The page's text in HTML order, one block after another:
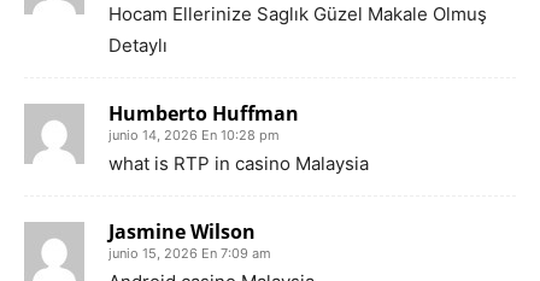
Hocam Ellerinize Saglık Güzel Makale Olmuş
Detaylı
Humberto Huffman
junio 14, 2026 En 10:28 pm
what is RTP in casino Malaysia
Jasmine Wilson
junio 15, 2026 En 7:09 am